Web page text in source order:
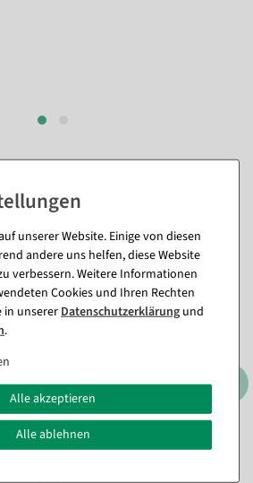
zu diesem Produkt
(8)
Perlenkette rot 1000 cm
unserer Website. Einige von diesen
andere uns helfen, diese Website
verbessern. Weitere Informationen
Cookies und Ihren Rechten
in unsererDaten­schutz­erklärung und
.
Alle akzeptieren
Alle ablehnen